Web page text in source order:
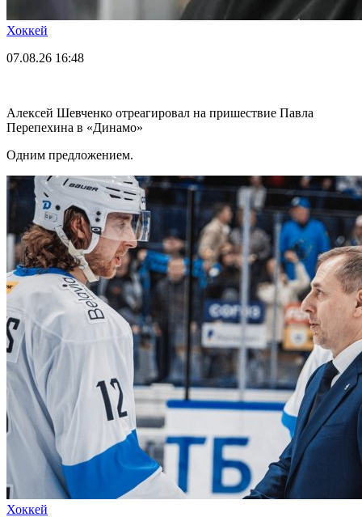
Хоккей
07.08.26 16:48
Алексей Шевченко отреагировал на пришествие Павла
Перепехина в «Динамо»
Одним предложением.
Хоккей